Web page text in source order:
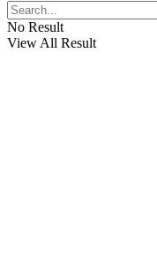
No Result
View All Result